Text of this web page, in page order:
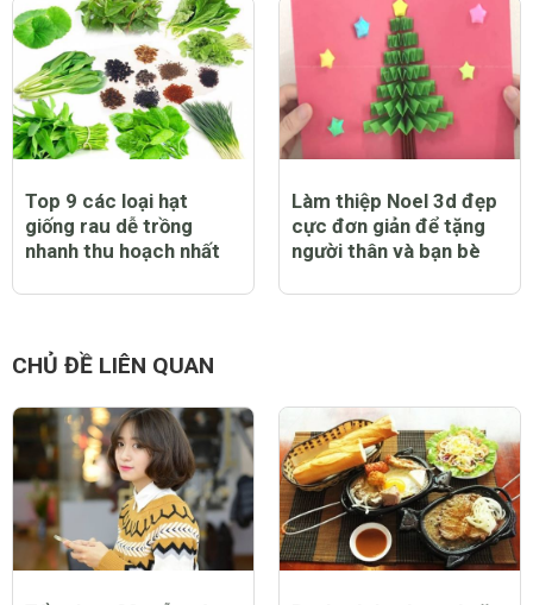
Top 9 các loại hạt
giống rau dễ trồng
nhanh thu hoạch nhất
Làm thiệp Noel 3d đẹp
cực đơn giản để tặng
người thân và bạn bè
CHỦ ĐỀ LIÊN QUAN